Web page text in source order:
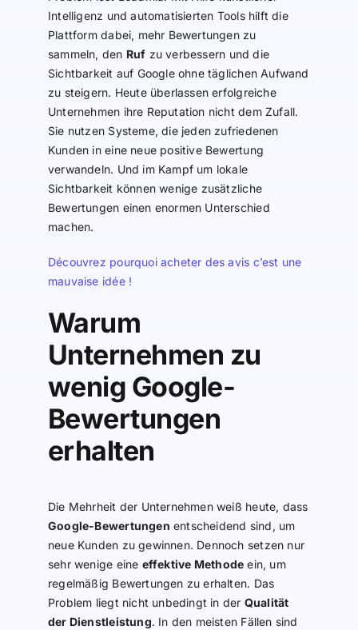
Intelligenz und automatisierten Tools hilft die
Plattform dabei, mehr Bewertungen zu
sammeln, den Ruf zu verbessern und die
Sichtbarkeit auf Google ohne täglichen Aufwand
zu steigern. Heute überlassen erfolgreiche
Unternehmen ihre Reputation nicht dem Zufall.
Sie nutzen Systeme, die jeden zufriedenen
Kunden in eine neue positive Bewertung
verwandeln. Und im Kampf um lokale
Sichtbarkeit können wenige zusätzliche
Bewertungen einen enormen Unterschied
machen.
Découvrez pourquoi acheter des avis c’est une
mauvaise idée !
Warum
Unternehmen zu
wenig Google-
Bewertungen
erhalten
Die Mehrheit der Unternehmen weiß heute, dass
Google-Bewertungen entscheidend sind, um
neue Kunden zu gewinnen. Dennoch setzen nur
sehr wenige eine effektive Methode ein, um
regelmäßig Bewertungen zu erhalten. Das
Problem liegt nicht unbedingt in der Qualität
der Dienstleistung. In den meisten Fällen sind